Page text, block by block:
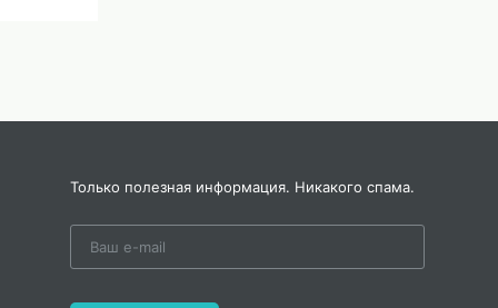
Только полезная информация. Никакого спама.